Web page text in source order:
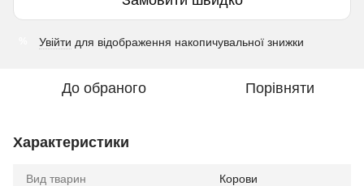
Увійти для відображення накопичувальної знижки
До обраного Порівняти
Характеристики
Вид тварин Корови